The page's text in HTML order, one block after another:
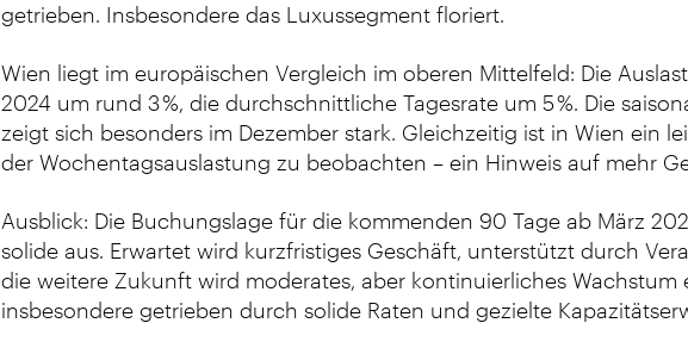
getrieben. Insbesondere das Luxussegment floriert.
Wien liegt im europäischen Vergleich im oberen Mittelfeld: Die
2024 um rund 3 %, die durchschnittliche Tagesrate um 5 %. Die
zeigt sich besonders im Dezember stark. Gleichzeitig ist in Wien ein
der Wochentagsauslastung zu beobachten – ein Hinweis auf mehr
Ausblick: Die Buchungslage für die kommenden 90 Tage ab März
solide aus. Erwartet wird kurzfristiges Geschäft, unterstützt durch
die weitere Zukunft wird moderates, aber kontinuierliches Wachstum
insbesondere getrieben durch solide Raten und gezielte